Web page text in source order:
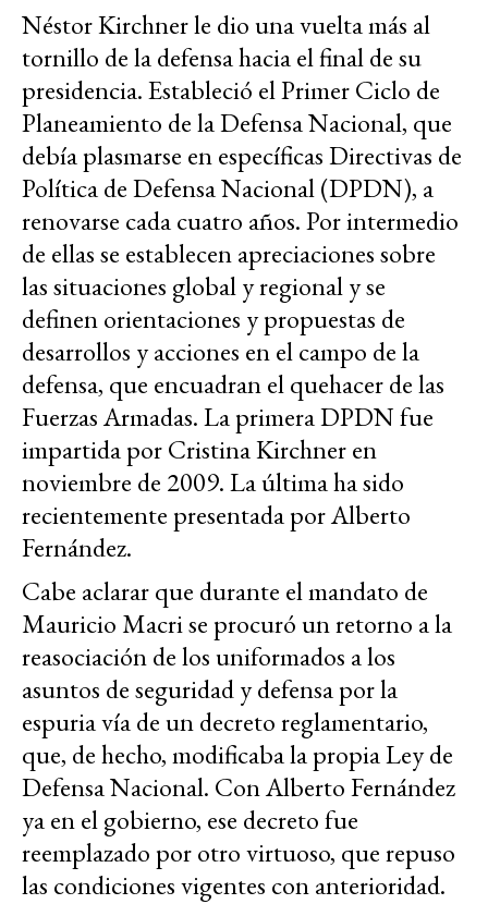
Néstor Kirchner le dio una vuelta más al
tornillo de la defensa hacia el final de su
presidencia. Estableció el Primer Ciclo de
Planeamiento de la Defensa Nacional, que
debía plasmarse en específicas Directivas de
Política de Defensa Nacional (DPDN), a
renovarse cada cuatro años. Por intermedio
de ellas se establecen apreciaciones sobre
las situaciones global y regional y se
definen orientaciones y propuestas de
desarrollos y acciones en el campo de la
defensa, que encuadran el quehacer de las
Fuerzas Armadas. La primera DPDN fue
impartida por Cristina Kirchner en
noviembre de 2009. La última ha sido
recientemente presentada por Alberto
Fernández.
Cabe aclarar que durante el mandato de
Mauricio Macri se procuró un retorno a la
reasociación de los uniformados a los
asuntos de seguridad y defensa por la
espuria vía de un decreto reglamentario,
que, de hecho, modificaba la propia Ley de
Defensa Nacional. Con Alberto Fernández
ya en el gobierno, ese decreto fue
reemplazado por otro virtuoso, que repuso
las condiciones vigentes con anterioridad.